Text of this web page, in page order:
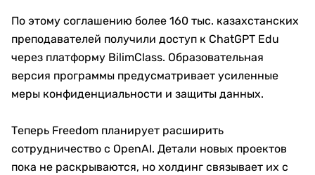
По этому соглашению более 160 тыс. казахстанских
преподавателей получили доступ к ChatGPT Edu
через платформу BilimClass. Образовательная
версия программы предусматривает усиленные
меры конфиденциальности и защиты данных.
Теперь Freedom планирует расширить
сотрудничество с OpenAI. Детали новых проектов
пока не раскрываются, но холдинг связывает их с